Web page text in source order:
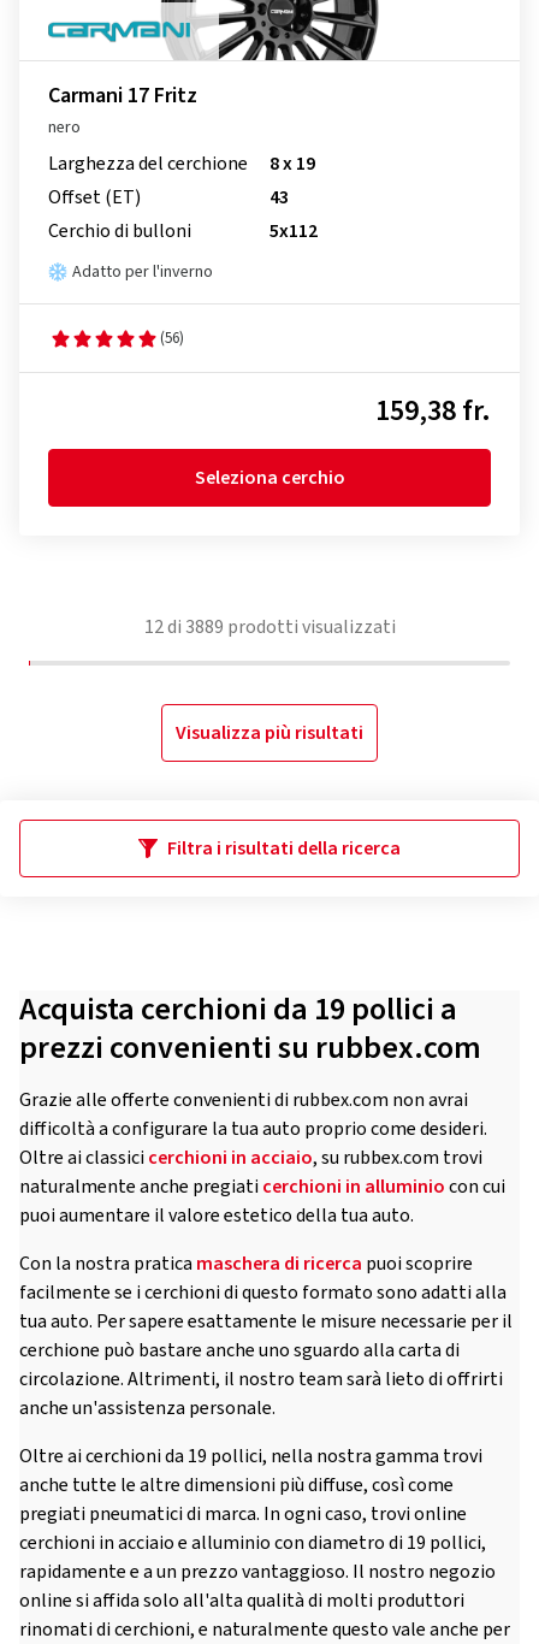
Carmani 17 Fritz
nero
Larghezza del cerchione
8 x 19
Offset (ET)
43
Cerchio di bulloni
5x112
Adatto per l'inverno
(56)
159,38 fr.
Seleziona cerchio
12di 3889 prodotti visualizzati
Visualizza più risultati
Filtra i risultati della ricerca
Acquista cerchioni da 19 pollici a
prezzi convenienti su rubbex.com
Grazie alle offerte convenienti di rubbex.com non avrai
difficoltà a configurare la tua auto proprio come desideri.
Oltre ai classicicerchioni in acciaio, su rubbex.com trovi
naturalmente anche pregiaticerchioni in alluminiocon cui
puoi aumentare il valore estetico della tua auto.
Con la nostra pratica maschera di ricerca puoi scoprire
facilmente se i cerchioni di questo formato sono adatti alla
tua auto. Per sapere esattamente le misure necessarie per il
cerchione può bastare anche uno sguardo alla carta di
circolazione. Altrimenti, il nostro team sarà lieto di offrirti
anche un'assistenza personale.
Oltre ai cerchioni da 19 pollici, nella nostra gamma trovi
anche tutte le altre dimensioni più diffuse, così come
pregiati pneumatici di marca. In ogni caso, trovi online
cerchioni in acciaio e alluminio con diametro di 19 pollici,
rapidamente e a un prezzo vantaggioso. Il nostro negozio
online si affida solo all'alta qualità di molti produttori
rinomati di cerchioni, e naturalmente questo vale anche per